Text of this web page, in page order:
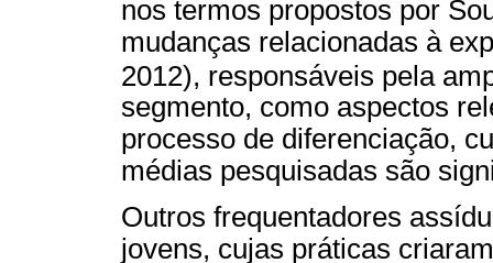
nos termos propostos por
mudanças relacionadas à
2012), responsáveis pela
segmento, como aspectos
processo de diferenciação,
médias pesquisadas são
Outros frequentadores
jovens, cujas práticas